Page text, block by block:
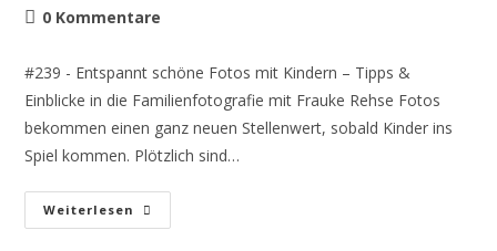
0 Kommentare
#239 - Entspannt schöne Fotos mit Kindern – Tipps &
Einblicke in die Familienfotografie mit Frauke Rehse Fotos
bekommen einen ganz neuen Stellenwert, sobald Kinder ins
Spiel kommen. Plötzlich sind…
Weiterlesen